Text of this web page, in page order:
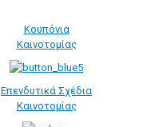
Κουπόνια
Καινοτομίας
Επενδυτικά Σχέδια
Καινοτομίας